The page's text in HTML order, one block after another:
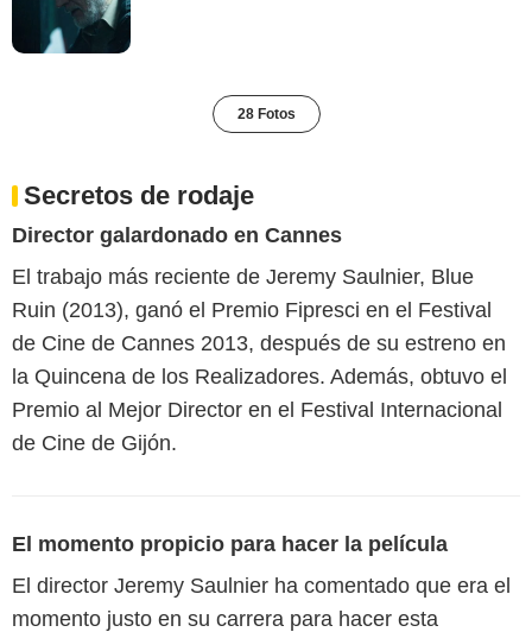
28 Fotos
Secretos de rodaje
Director galardonado en Cannes
El trabajo más reciente de Jeremy Saulnier, Blue
Ruin (2013), ganó el Premio Fipresci en el Festival
de Cine de Cannes 2013, después de su estreno en
la Quincena de los Realizadores. Además, obtuvo el
Premio al Mejor Director en el Festival Internacional
de Cine de Gijón.
El momento propicio para hacer la película
El director Jeremy Saulnier ha comentado que era el
momento justo en su carrera para hacer esta